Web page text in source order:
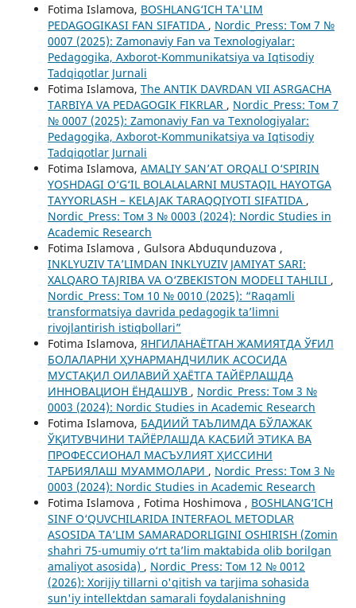
Fotima Islamova, BOSHLANG‘ICH TA'LIM
PEDAGOGIKASI FAN SIFATIDA , Nordic_Press: Том 7 №
0007 (2025): Zamonaviy Fan va Texnologiyalar:
Pedagogika, Axborot-Kommunikatsiya va Iqtisodiy
Tadqiqotlar Jurnali
Fotima Islamova, The ANTIK DAVRDAN VII ASRGACHA
TARBIYA VA PEDAGOGIK FIKRLAR , Nordic_Press: Том 7
№ 0007 (2025): Zamonaviy Fan va Texnologiyalar:
Pedagogika, Axborot-Kommunikatsiya va Iqtisodiy
Tadqiqotlar Jurnali
Fotima Islamova, AMALIY SAN’AT ORQALI O‘SPIRIN
YOSHDAGI O‘G‘IL BOLALALARNI MUSTAQIL HAYOTGA
TAYYORLASH – KELAJAK TARAQQIYOTI SIFATIDA ,
Nordic_Press: Том 3 № 0003 (2024): Nordic Studies in
Academic Research
Fotima Islamova , Gulsora Abduqunduzova ,
INKLYUZIV TA’LIMDAN INKLYUZIV JAMIYAT SARI:
XALQARO TAJRIBA VA O‘ZBEKISTON MODELI TAHLILI ,
Nordic_Press: Том 10 № 0010 (2025): “Raqamli
transformatsiya davrida pedagogik ta’limni
rivojlantirish istiqbollari”
Fotima Islamova, ЯНГИЛАНАЁТГАН ЖАМИЯТДА ЎҒИЛ
БОЛАЛАРНИ ҲУНАРМАНДЧИЛИК АСОСИДА
МУСТАҚИЛ ОИЛАВИЙ ҲАЁТГА ТАЙЁРЛАШДА
ИННОВАЦИОН ЁНДАШУВ , Nordic_Press: Том 3 №
0003 (2024): Nordic Studies in Academic Research
Fotima Islamova, БАДИИЙ ТАЪЛИМДА БЎЛАЖАК
ЎҚИТУВЧИНИ ТАЙЁРЛАШДА КАСБИЙ ЭТИКА ВА
ПРОФЕССИОНАЛ МАСЪУЛИЯТ ҲИССИНИ
ТАРБИЯЛАШ МУАММОЛАРИ , Nordic_Press: Том 3 №
0003 (2024): Nordic Studies in Academic Research
Fotima Islamova , Fotima Hoshimova , BOSHLANG‘ICH
SINF O‘QUVCHILARIDA INTERFAOL METODLAR
ASOSIDA TA’LIM SAMARADORLIGINI OSHIRISH (Zomin
shahri 75-umumiy o‘rt ta’lim maktabida olib borilgan
amaliyot asosida) , Nordic_Press: Том 12 № 0012
(2026): Xorijiy tillarni o'qitish va tarjima sohasida
sun'iy intellektdan samarali foydalanishning